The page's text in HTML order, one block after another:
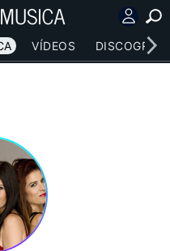
VÍDEOS